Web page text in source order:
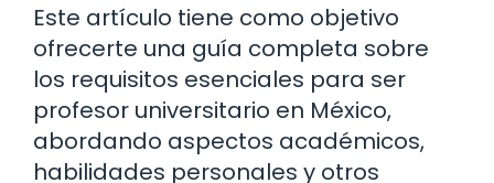
Este artículo tiene como objetivo
ofrecerte una guía completa sobre
los requisitos esenciales para ser
profesor universitario en México,
abordando aspectos académicos,
habilidades personales y otros